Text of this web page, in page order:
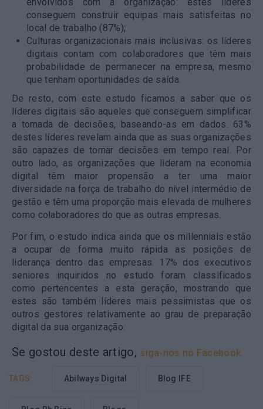
conseguem construir equipas mais satisfeitas no
local de trabalho (87%);
Culturas organizacionais mais inclusivas: os líderes
digitais contam com colaboradores que têm mais
probabilidade de permanecer na empresa, mesmo
que tenham oportunidades de saída.
De resto, com este estudo ficamos a saber que os
líderes digitais são aqueles que conseguem simplificar
a tomada de decisões, baseando-as em dados. 63%
destes líderes revelam ainda que as suas organizações
são capazes de tomar decisões em tempo real. Por
outro lado, as organizações que lideram na economia
digital têm maior propensão a ter uma maior
diversidade na força de trabalho do nível intermédio de
gestão e têm uma proporção mais elevada de mulheres
como colaboradores do que as outras empresas.
Por fim, o estudo indica ainda que os millennials estão
a ocupar de forma muito rápida as posições de
liderança dentro das empresas. 17% dos executivos
seniores inquiridos no estudo foram classificados
como pertencentes a esta geração, mostrando que
estes são também líderes mais pessimistas que os
outros gestores relativamente ao grau de preparação
digital da sua organização.
Se gostou deste artigo, siga-nos no Facebook.
TAGS: Abilways Digital Blog IFE